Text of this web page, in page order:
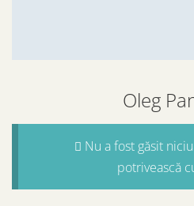
Oleg
Nu a fost găsit
potrivească